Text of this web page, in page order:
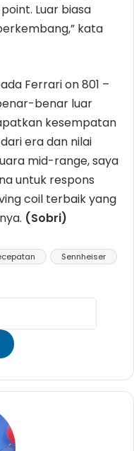
Luar biasa
kata
Ferrari on 801 –
benar luar
kesempatan
era dan nilai
mid-range, saya
untuk respons
coil terbaik yang
(Sobri)
Sennheiser